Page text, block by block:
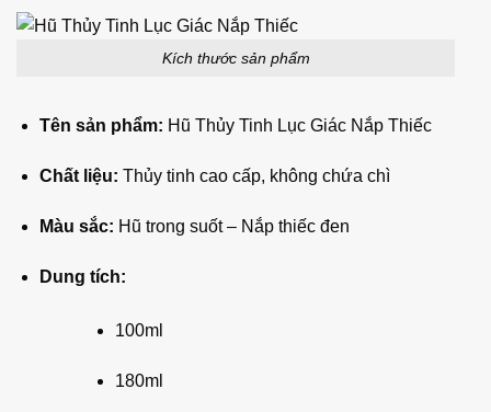
Kích thước sản phẩm
Tên sản phẩm: Hũ Thủy Tinh Lục Giác Nắp Thiếc
Chất liệu: Thủy tinh cao cấp, không chứa chì
Màu sắc: Hũ trong suốt – Nắp thiếc đen
Dung tích:
100ml
180ml